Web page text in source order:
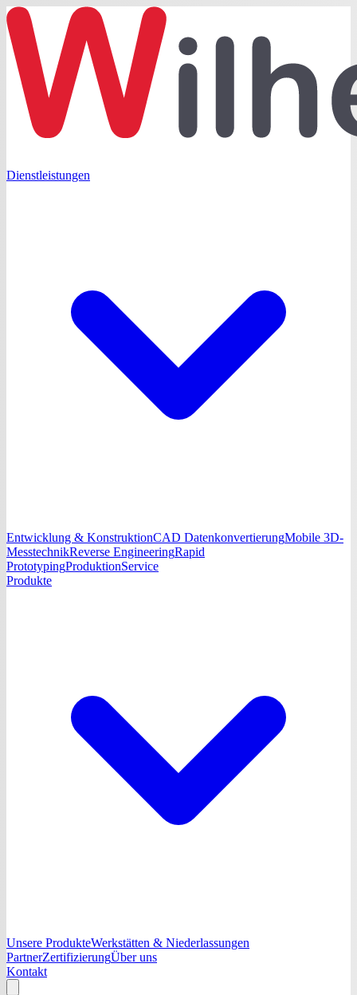
Dienstleistungen
Entwicklung & KonstruktionCAD DatenkonvertierungMobile 3D-
MesstechnikReverse EngineeringRapid
PrototypingProduktionService
Produkte
Unsere ProdukteWerkstätten & Niederlassungen
PartnerZertifizierungÜber uns
Kontakt